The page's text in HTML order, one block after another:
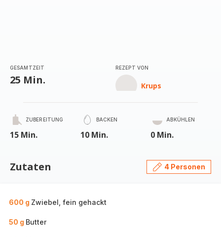
GESAMTZEIT
25 Min.
REZEPT VON
Krups
ZUBEREITUNG
15 Min.
BACKEN
10 Min.
ABKÜHLEN
0 Min.
Zutaten 4 Personen
600 g Zwiebel, fein gehackt
50 g Butter